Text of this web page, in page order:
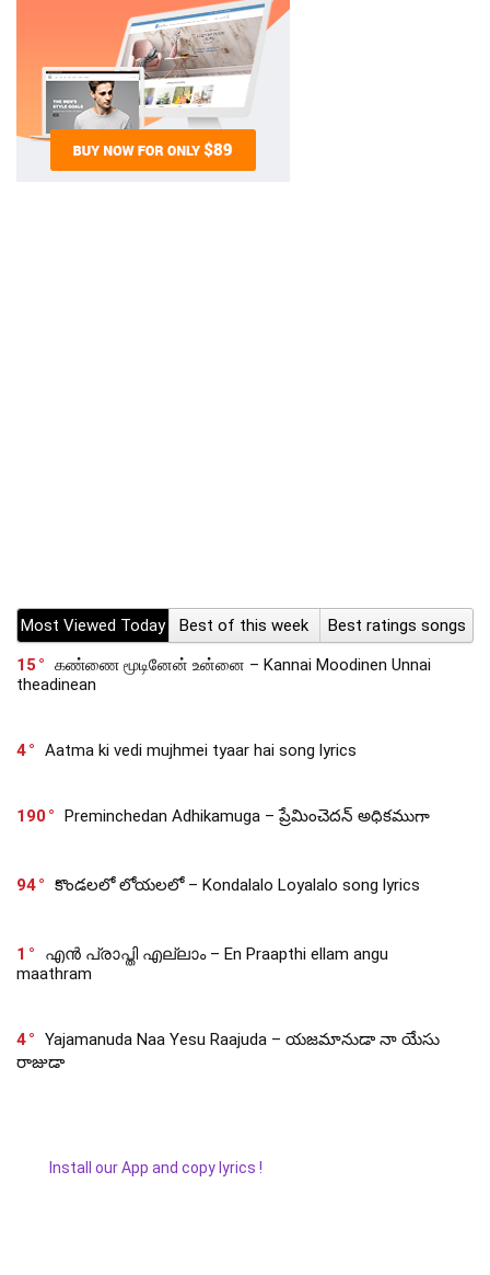
Most Viewed Today Best of this week
Best ratings songs
15
கண்ணை மூடினேன் உன்னை – Kannai Moodinen Unnai
theadinean
4 Aatma ki vedi mujhmei tyaar hai song lyrics
190 Preminchedan Adhikamuga – ప్రేమించెదన్ అధికముగా
94 కొండలలో లోయలలో – Kondalalo Loyalalo song lyrics
1
എൻ പ്രാപ്തി എല്ലാം – En Praapthi ellam angu
maathram
4
Yajamanuda Naa Yesu Raajuda – యజమానుడా నా యేసు
రాజుడా
Install our App and copy lyrics !